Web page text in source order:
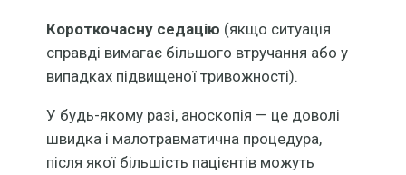
Короткочасну седацію (якщо ситуація
справді вимагає більшого втручання або у
випадках підвищеної тривожності).
У будь-якому разі, аноскопія — це доволі
швидка і малотравматична процедура,
після якої більшість пацієнтів можуть